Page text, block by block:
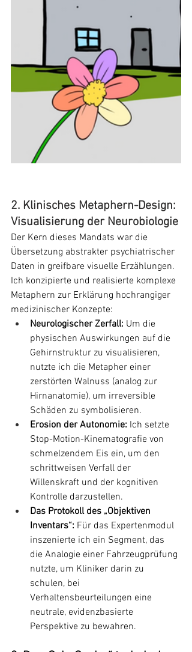
2. Klinisches Metaphern-Design:
Visualisierung der Neurobiologie
Der Kern dieses Mandats war die
Übersetzung abstrakter psychiatrischer
Daten in greifbare visuelle Erzählungen.
Ich konzipierte und realisierte komplexe
Metaphern zur Erklärung hochrangiger
medizinischer Konzepte:
Neurologischer Zerfall: Um die
physischen Auswirkungen auf die
Gehirnstruktur zu visualisieren,
nutzte ich die Metapher einer
zerstörten Walnuss (analog zur
Hirnanatomie), um irreversible
Schäden zu symbolisieren.
Erosion der Autonomie: Ich setzte
Stop-Motion-Kinematografie von
schmelzendem Eis ein, um den
schrittweisen Verfall der
Willenskraft und der kognitiven
Kontrolle darzustellen.
Das Protokoll des „Objektiven
Inventars“: Für das Expertenmodul
inszenierte ich ein Segment, das
die Analogie einer Fahrzeugprüfung
nutzte, um Kliniker darin zu
schulen, bei
Verhaltensbeurteilungen eine
neutrale, evidenzbasierte
Perspektive zu bewahren.